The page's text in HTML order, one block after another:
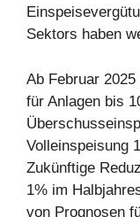
Sektors haben
Ab Februar
für Anlagen bis
Volleinspeisung
Zukünftige
1% im
von Prognosen